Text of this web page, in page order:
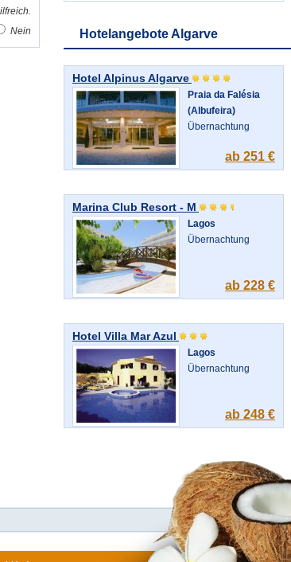
Nein Hotelangebote Algarve
Hotel Alpinus Algarve
Praia da Falésia
(Albufeira)
Übernachtung
ab 251 €
Marina Club Resort - M
Lagos
Übernachtung
ab 228 €
Hotel Villa Mar Azul
Lagos
Übernachtung
ab 248 €